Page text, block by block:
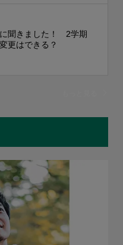
聞きました！ 2学期
更はできる？